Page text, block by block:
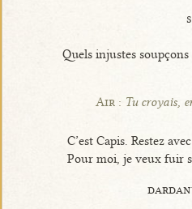
Quels injustes
Air : Tu croyais,
C’est Capis. Restez
Pour moi, je veux fuir